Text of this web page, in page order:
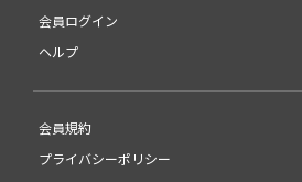
会員ログイン
ヘルプ
会員規約
プライバシーポリシー